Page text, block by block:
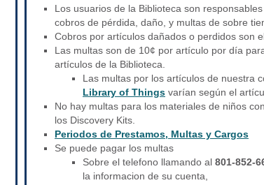
Los usuarios de la Biblioteca son
cobros de pérdida, daño, y multas de sobre
Cobros por artículos dañados o perdidos son
Las multas son de 10¢ por artículo por día
artículos de la Biblioteca.
Las multas por los artículos de nuestra
Library of Things varían según el
No hay multas para los materiales de niños
los Discovery Kits.
Periodos de Prestamos, Multas y Cargos
Se puede pagar los multas
Sobre el telefono llamando al 801-852-
la informacion de su cuenta,